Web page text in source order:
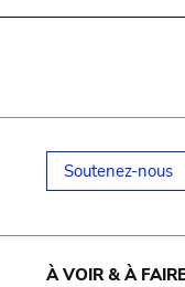
Soutenez-nous
À VOIR & À